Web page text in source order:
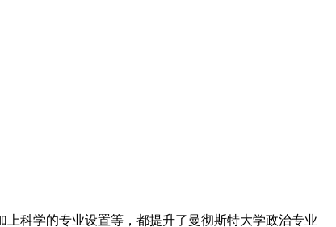
科学的专业设置等，都提升了曼彻斯特大学政治专业